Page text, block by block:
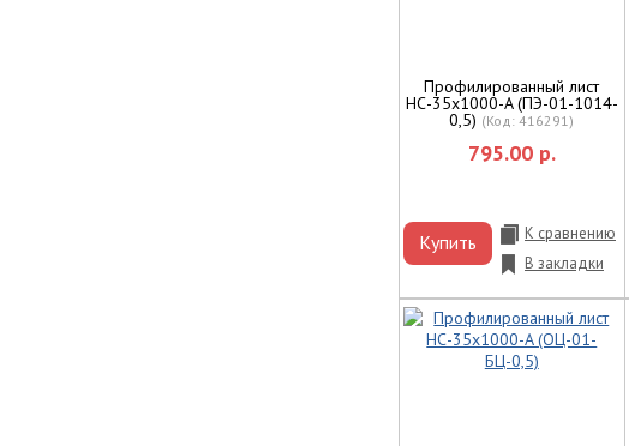
Профилированный лист
НС-35x1000-A (ПЭ-01-1014-
0,5) (Код:416291)
795.00 р.
Купить
К сравнению
В закладки